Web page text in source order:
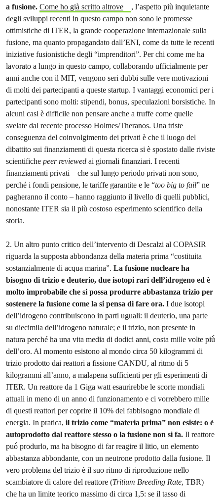
a fusione. Come ho già scritto altrove
, l’aspetto più inquietante
degli sviluppi recenti in questo campo non sono le promesse
ottimistiche di ITER, la grande cooperazione internazionale sulla
fusione, ma quanto propagandato dall’ENI, come da tutte le recenti
iniziative fusionistiche degli “imprenditori”. Per chi come me ha
lavorato a lungo in questo campo, collaborando ufficialmente per
anni anche con il MIT, vengono seri dubbi sulle vere motivazioni
di molti dei partecipanti a queste startup. I vantaggi economici per i
partecipanti sono molti: stipendi, bonus, speculazioni borsistiche. In
alcuni casi è difficile non pensare anche a truffe come quelle
svelate dal recente processo Holmes/Theranos. Una triste
conseguenza del coinvolgimento dei privati è che il luogo del
dibattito sui finanziamenti di questa ricerca si è spostato dalle riviste
scientifiche peer reviewed ai giornali finanziari. I recenti
finanziamenti privati – che sul lungo periodo privati non sono,
perché i fondi pensione, le tariffe garantite e le “too big to fail” ne
pagheranno il conto – hanno raggiunto il livello di quelli pubblici,
nonostante ITER sia il più costoso esperimento scientifico della
storia.
2. Un altro punto critico dell’intervento di Descalzi al COPASIR
riguarda la supposta abbondanza della materia prima “costituita
sostanzialmente di acqua marina”. La fusione nucleare ha
bisogno di trizio e deuterio, due isotopi rari dell’idrogeno ed è
molto improbabile che si possa produrre abbastanza trizio per
sostenere la fusione come la si pensa di fare ora. I due isotopi
dell’idrogeno contribuiscono in parti uguali: il deuterio, una parte
su diecimila dell’idrogeno naturale; e il trizio, non presente in
natura perché ha una vita media di dodici anni, costa mille volte più̀
dell’oro. Al momento esistono al mondo circa 50 kilogrammi di
trizio prodotto dai reattori a fissione CANDU, al ritmo di 5
kilogrammi all’anno, a malapena sufficienti per gli esperimenti di
ITER. Un reattore da 1 Giga watt esaurirebbe le scorte mondiali
attuali in meno di un anno di funzionamento e ci vorrebbero mille
di questi reattori per coprire il 10% del fabbisogno mondiale di
energia. In pratica, il trizio come “materia prima” non esiste: o è
autoprodotto dal reattore stesso o la fusione non si fa. Il reattore
può̀ produrlo, ma ha bisogno di far reagire il litio, un elemento
abbastanza abbondante, con un neutrone prodotto dalla fusione. Il
vero problema del trizio è il suo ritmo di riproduzione nello
scambiatore di calore del reattore (Tritium Breeding Rate, TBR)
che ha un limite teorico massimo di circa 1,5: se il tasso di